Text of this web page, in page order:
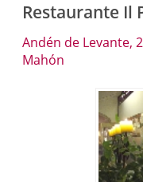
Restaurante Il
Andén de Levante,
Mahón